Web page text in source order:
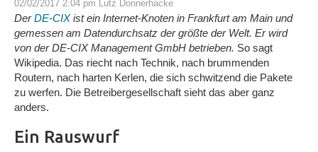
Blog
Impressum
GDPR
02/02/2017 2:04 pm Lutz Donnerhacke
DerDE-CIX ist ein Internet-Knoten in Frankfurt am Main und
gemessen am Datendurchsatz der größte der Welt. Er wird
von der DE-CIX Management GmbH betrieben. So sagt
Wikipedia. Das riecht nach Technik, nach brummenden
Routern, nach harten Kerlen, die sich schwitzend die Pakete
zu werfen. Die Betreibergesellschaft sieht das aber ganz
anders.
Ein Rauswurf